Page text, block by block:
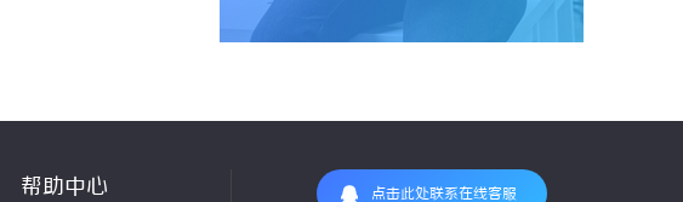
帮助中心 点击此处联系在线客服